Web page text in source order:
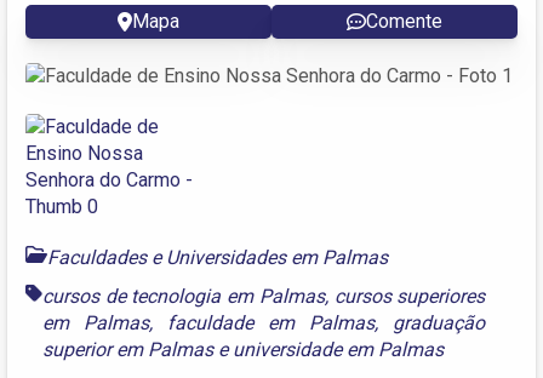
Mapa Comente
Faculdades e Universidades em Palmas
cursos de tecnologia em Palmas, cursos superiores
em Palmas, faculdade em Palmas, graduação
superior em Palmaseuniversidade em Palmas